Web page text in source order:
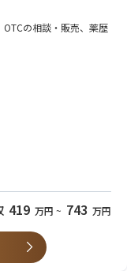
の相談・販売、薬歴
ト勤務制による残業削
です
経営基盤を持っている
るだけでスムーズに新
、安心してキャリアを
419 万円 ~ 743 万円